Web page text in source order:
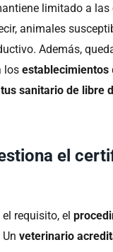
limitado a las
animales
Además,
los establecimientos
sanitario de libre
el
requisito, el
veterinario